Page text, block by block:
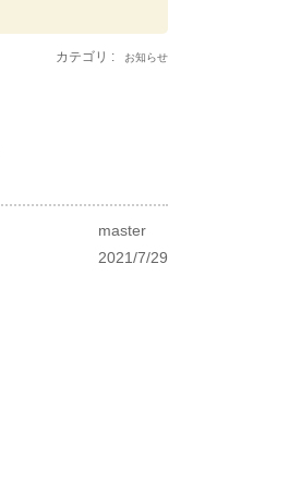
カテゴリ : お知らせ
master
2021/7/29